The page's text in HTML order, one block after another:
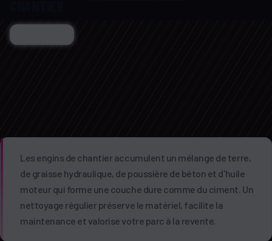
Les engins de chantier accumulent un mélange de terre,
de graisse hydraulique, de poussière de béton et d'huile
moteur qui forme une couche dure comme du ciment. Un
nettoyage régulier préserve le matériel, facilite la
maintenance et valorise votre parc à la revente.